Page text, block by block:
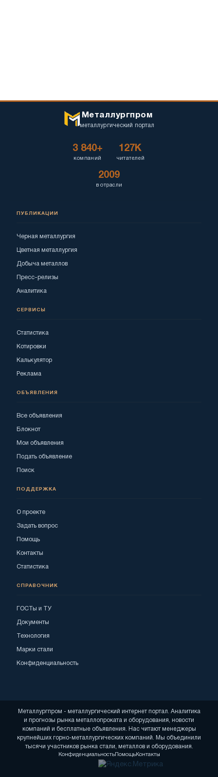
Металлургпром
металлургический портал
3 840+
компаний
127K
читателей
2009
в отрасли
ПУБЛИКАЦИИ
Черная металлургия
Цветная металлургия
Добыча металлов
Пресс-релизы
Аналитика
СЕРВИСЫ
Статистика
Котировки
Калькулятор
Реклама
ОБЪЯВЛЕНИЯ
Все объявления
Блокнот
Мои объявления
Подать объявление
Поиск
ПОДДЕРЖКА
О проекте
Задать вопрос
Помощь
Контакты
Статистика
СПРАВОЧНИК
ГОСТы и ТУ
Документы
Технология
Марки стали
Конфиденциальность
Металлургпром - металлургический интернет портал. Аналитика
и прогнозы рынка металлопроката и оборудования, новости
компаний и бесплатные объявления. Нас читают менеджеры
крупнейших горно-металлургических компаний. Мы объединили
тысячи участников рынка стали, металлов и оборудования.
КонфиденциальностьПомощьКонтакты